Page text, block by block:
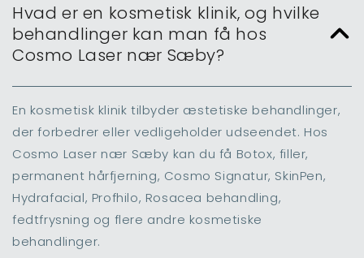
Hvad er en kosmetisk klinik, og hvilke
behandlinger kan man få hos
Cosmo Laser nær Sæby?
En kosmetisk klinik tilbyder æstetiske behandlinger,
der forbedrer eller vedligeholder udseendet. Hos
Cosmo Laser nær Sæby kan du få Botox, filler,
permanent hårfjerning, Cosmo Signatur, SkinPen,
Hydrafacial, Profhilo, Rosacea behandling,
fedtfrysning og flere andre kosmetiske
behandlinger.